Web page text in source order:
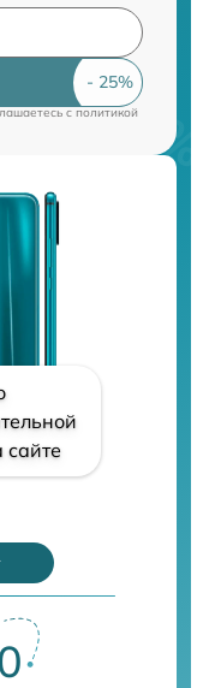
cполитикой
сайте